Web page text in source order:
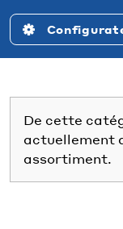
De cette
actuellement
assortiment.